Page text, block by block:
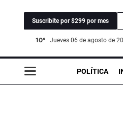
Suscribite por $299 por mes
10° jueves 06 de agosto de
POLÍTICA